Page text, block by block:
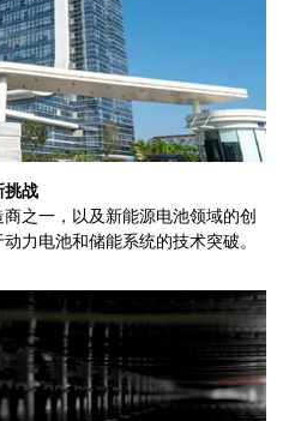
挑战
之一，以及新能源电池领域的创
力电池和储能系统的技术突破。